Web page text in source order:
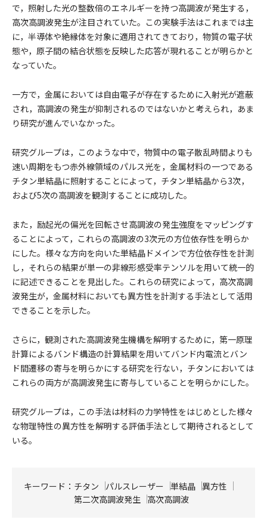
で，照射した光の整数倍のエネルギーを持つ高調波が発生する，
高次高調波発生が注目されていた。この実験手法はこれまでは主
に，半導体や絶縁体を対象に適用されてきており，物質の電子状
態や，原子間の結合状態を反映した応答が現れることが明らかと
なっていた。
一方で，金属においては自由電子が存在するために入射光が遮蔽
され，高調波の発生が抑制されるのではないかと考えられ，あま
り研究が進んでいなかった。
研究グループは，このような中で，物質中の電子散乱時間よりも
速い周期をもつ赤外線領域のパルス光を，金属材料の一つである
チタン単結晶に照射することによって，チタン単結晶から3次，
および5次の高調波を観測することに成功した。
また，励起光の偏光を回転させ高調波の発生強度をマッピングす
ることによって，これらの高調波の3次元の方位依存性を明らか
にした。様々な方向を向いた単結晶ドメインで方位依存性を計測
し，それらの結果が単一の非線形感受率テンソルを用いて統一的
に記述できることを見出した。これらの研究によって，高次高調
波発生が，金属材料においても異方性を計測する手法として活用
できることを示した。
さらに，観測された高調波発生機構を解明するために，第一原理
計算によるバンド構造の計算結果を用いてバンド内電流とバン
ド間遷移の寄与を明らかにする研究を行ない，チタンにおいては
これらの両方が高調波発生に寄与していることを明らかにした。
研究グループは，この手法は材料の力学特性をはじめとした様々
な物理特性の異方性を解明する評価手法として期待されるとして
いる。
キーワード： チタン パルスレーザー 単結晶 異方性
第二次高調波発生 高次高調波